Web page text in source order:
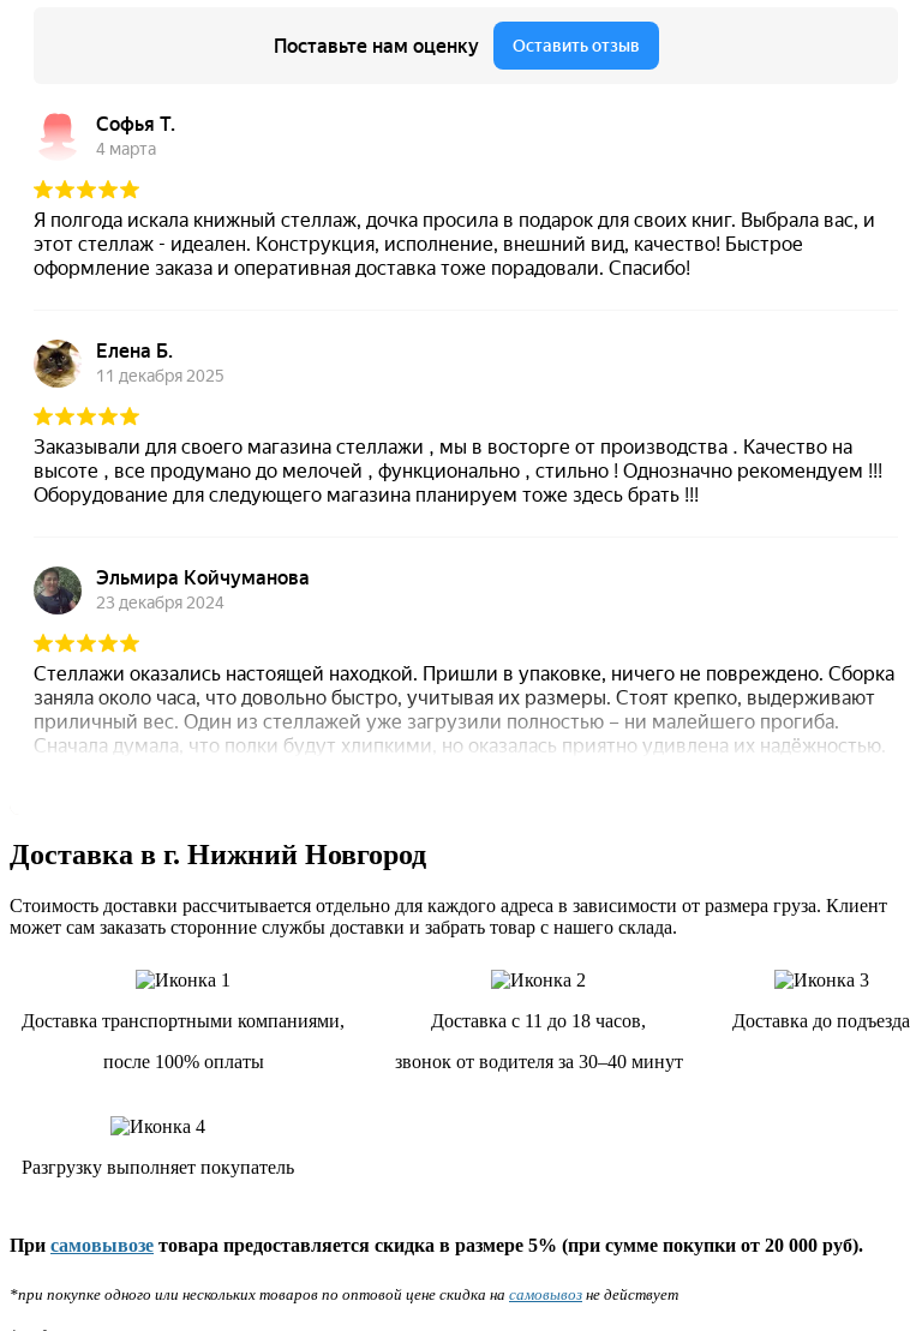
Доставка в г. Нижний Новгород
Стоимость доставки рассчитывается отдельно для каждого адреса в зависимости от размера груза. Клиент
может сам заказать сторонние службы доставки и забрать товар с нашего склада.
Доставка транспортными компаниями,
после 100% оплаты
Доставка с 11 до 18 часов,
звонок от водителя за 30–40 минут
Доставка до подъезда
Разгрузку выполняет покупатель
При самовывозе товара предоставляется скидка в размере 5% (при сумме покупки от 20 000 руб).
*при покупке одного или нескольких товаров по оптовой цене скидка на самовывоз не действует